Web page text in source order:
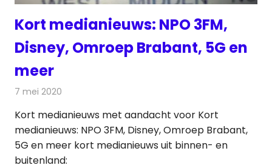
Kort medianieuws: NPO 3FM,
Disney, Omroep Brabant, 5G en
meer
7 mei 2020
Kort medianieuws met aandacht voor Kort
medianieuws: NPO 3FM, Disney, Omroep Brabant,
5G en meer kort medianieuws uit binnen- en
buitenland: